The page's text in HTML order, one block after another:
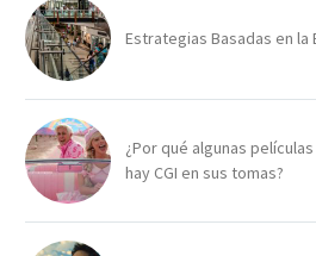
Estrategias Basadas en la
¿Por qué algunas
hay CGI en sus tomas?